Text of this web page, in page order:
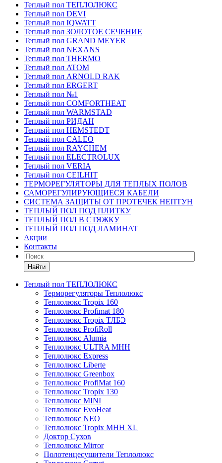
Теплый пол ТЕПЛОЛЮКС
Теплый пол DEVI
Теплый пол IQWATT
Теплый пол ЗОЛОТОЕ СЕЧЕНИЕ
Теплый пол GRAND MEYER
Теплый пол NEXANS
Теплый пол THERMO
Теплый пол ATOM
Теплый пол ARNOLD RAK
Теплый пол ERGERT
Теплый пол №1
Теплый пол COMFORTHEAT
Теплый пол WARMSTAD
Теплый пол РИДАН
Теплый пол HEMSTEDT
Теплый пол CALEO
Теплый пол RAYCHEM
Теплый пол ELECTROLUX
Теплый пол VERIA
Теплый пол CEILHIT
ТЕРМОРЕГУЛЯТОРЫ ДЛЯ ТЕПЛЫХ ПОЛОВ
САМОРЕГУЛИРУЮЩИЕСЯ КАБЕЛИ
СИСТЕМА ЗАЩИТЫ ОТ ПРОТЕЧЕК НЕПТУН
ТЕПЛЫЙ ПОЛ ПОД ПЛИТКУ
ТЕПЛЫЙ ПОЛ В СТЯЖКУ
ТЕПЛЫЙ ПОЛ ПОД ЛАМИНАТ
Акции
Контакты
Найти
Теплый пол ТЕПЛОЛЮКС
Терморегуляторы Теплолюкс
Теплолюкс Tropix 160
Теплолюкс Profimat 180
Теплолюкс Tropix ТЛБЭ
Теплолюкс ProfiRoll
Теплолюкс Alumia
Теплолюкс ULTRA МНН
Теплолюкс Express
Теплолюкс Liberte
Теплолюкс Greenbox
Теплолюкс ProfiMat 160
Теплолюкс Tropix 130
Теплолюкс MINI
Теплолюкс EvoHeat
Теплолюкс NEO
Теплолюкс Tropix МНН XL
Доктор Сухов
Теплолюкс Mirror
Полотенцесушители Теплолюкс